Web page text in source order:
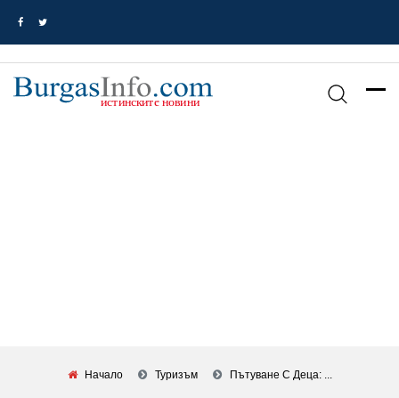
Начало Туризъм Пътуване С Деца: ...